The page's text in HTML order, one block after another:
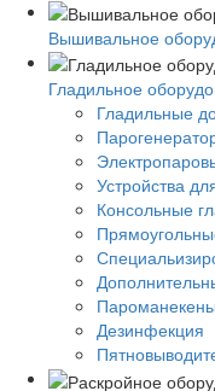
Вышивальное
Гладильное
Гладильные
Устройства
Консольные
Пароманекены
Дезинфекция